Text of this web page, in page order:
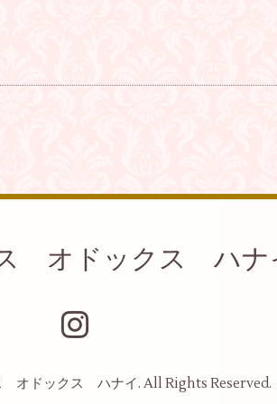
オドックス ハナ
オドックス ハナイ. All Rights Reserved.